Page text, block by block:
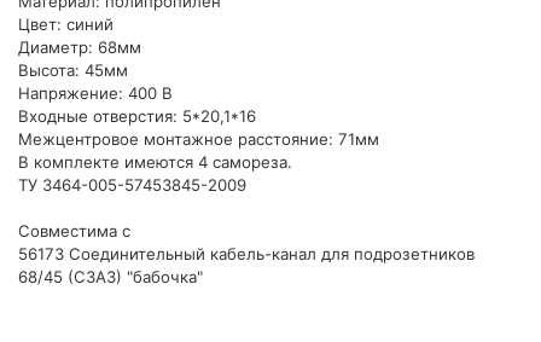
Цвет: синий
Диаметр: 68мм
Высота: 45мм
Напряжение: 400 В
Входные отверстия: 5*20,1*16
Межцентровое монтажное расстояние: 71мм
В комплекте имеются 4 самореза.
ТУ 3464-005-57453845-2009
Совместима с
56173 Соединительный кабель-канал для подрозетников
68/45 (СЗАЗ) "бабочка"